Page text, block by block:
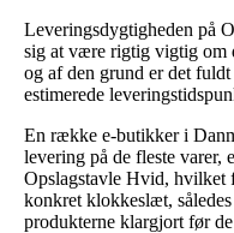
Leveringsdygtigheden på
sig at være rigtig vigtig om
og af den grund er det
estimerede
En række e-butikker i
levering på de fleste varer,
Opslagstavle Hvid, hvilket
konkret klokkeslæt,
produkterne klargjort før